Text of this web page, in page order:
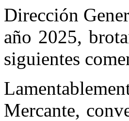
Dirección
año 2025,
siguientes
Mercante,